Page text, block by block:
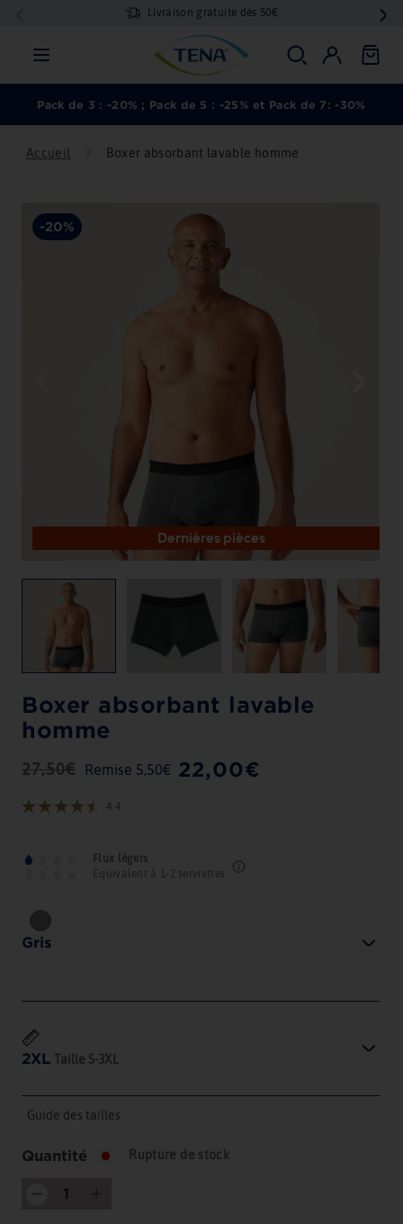
contenu
Livraison gratuite dès 50€
E
N
A
RechercherSe connecter
Pack de 3 : -20% ; Pack de 5 : -25% et Pack de 7: -30%
Accueil Boxer absorbant lavable homme
Dernières pièces
-20%
Boxer absorbant lavable
homme
Prix
régulier
27,50€ Remise 5,50€
Prix
réduit
22,00€
4.4
Flux légers
Équivalent à 1-2 serviettes
Gris
2XL Taille S‐3XL
Guide des tailles
Quantité Rupture de stock